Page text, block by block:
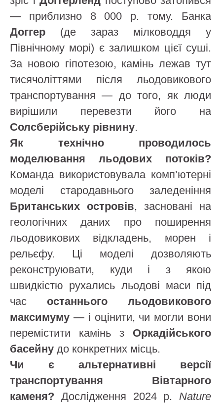
— приблизно 8 000 р. тому. Банка
Доггер (де зараз мілководдя у
Північному морі) є залишком цієї суші.
За новою гіпотезою, камінь лежав тут
тисячоліттями після льодовикового
транспортування — до того, як люди
вирішили перевезти його на
Солсберійську рівнину.
Як технічно проводилось
моделювання льодових потоків?
Команда використовувала комп’ютерні
моделі стародавнього заледеніння
Британських островів, засновані на
геологічних даних про поширення
льодовикових відкладень, морен і
рельєфу. Ці моделі дозволяють
реконструювати, куди і з якою
швидкістю рухались льодові маси під
час останнього льодовикового
максимуму — і оцінити, чи могли вони
перемістити камінь з Оркадійського
басейну до конкретних місць.
Чи є альтернативні версії
транспортування Вівтарного
каменя? Дослідження 2024 р. Nature